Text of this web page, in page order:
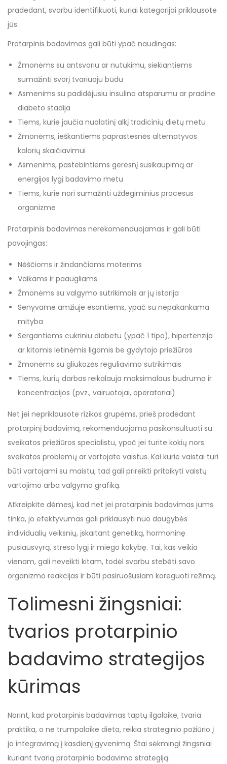
pradedant, svarbu identifikuoti, kuriai kategorijai priklausote
jūs.
Protarpinis badavimas gali būti ypač naudingas:
Žmonėms su antsvoriu ar nutukimu, siekiantiems
sumažinti svorį tvariuoju būdu
Asmenims su padidėjusiu insulino atsparumu ar pradine
diabeto stadija
Tiems, kurie jaučia nuolatinį alkį tradicinių dietų metu
Žmonėms, ieškantiems paprastesnės alternatyvos
kalorių skaičiavimui
Asmenims, pastebintiems geresnį susikaupimą ar
energijos lygį badavimo metu
Tiems, kurie nori sumažinti uždegiminius procesus
organizme
Protarpinis badavimas nerekomenduojamas ir gali būti
pavojingas:
Nėščioms ir žindančioms moterims
Vaikams ir paaugliams
Žmonėms su valgymo sutrikimais ar jų istorija
Senyvame amžiuje esantiems, ypač su nepakankama
mityba
Sergantiems cukriniu diabetu (ypač 1 tipo), hipertenzija
ar kitomis lėtinėmis ligomis be gydytojo priežiūros
Žmonėms su gliukozės reguliavimo sutrikimais
Tiems, kurių darbas reikalauja maksimalaus budruma ir
koncentracijos (pvz., vairuotojai, operatoriai)
Net jei nepriklausote rizikos grupėms, prieš pradedant
protarpinį badavimą, rekomenduojama pasikonsultuoti su
sveikatos priežiūros specialistu, ypač jei turite kokių nors
sveikatos problemų ar vartojate vaistus. Kai kurie vaistai turi
būti vartojami su maistu, tad gali prireikti pritaikyti vaistų
vartojimo arba valgymo grafiką.
Atkreipkite dėmesį, kad net jei protarpinis badavimas jums
tinka, jo efektyvumas gali priklausyti nuo daugybės
individualių veiksnių, įskaitant genetiką, hormoninę
pusiausvyrą, streso lygį ir miego kokybę. Tai, kas veikia
vienam, gali neveikti kitam, todėl svarbu stebėti savo
organizmo reakcijas ir būti pasiruošusiam koreguoti režimą.
Tolimesni žingsniai:
tvarios protarpinio
badavimo strategijos
kūrimas
Norint, kad protarpinis badavimas taptų ilgalaike, tvaria
praktika, o ne trumpalaike dieta, reikia strateginio požiūrio į
jo integravimą į kasdienį gyvenimą. Štai sėkmingi žingsniai
kuriant tvarią protarpinio badavimo strategiją: